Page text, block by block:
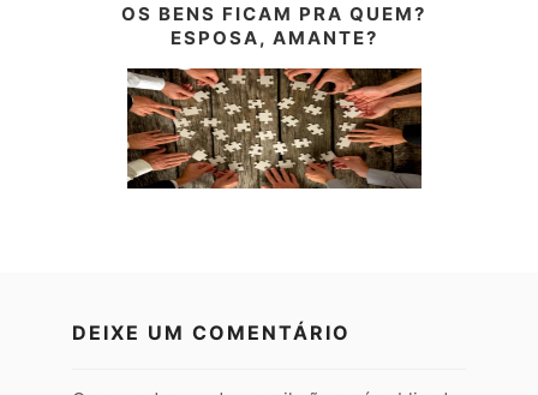
OS BENS FICAM PRA QUEM?
ESPOSA, AMANTE?
DEIXE UM COMENTÁRIO